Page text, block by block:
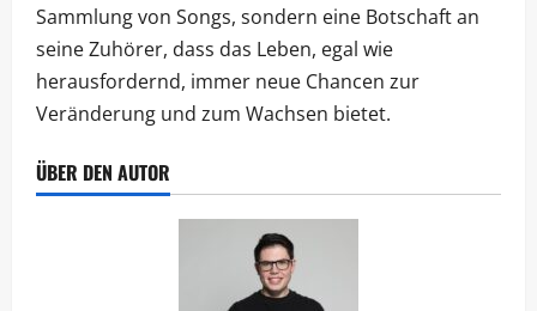
Sammlung von Songs, sondern eine Botschaft an
seine Zuhörer, dass das Leben, egal wie
herausfordernd, immer neue Chancen zur
Veränderung und zum Wachsen bietet.
ÜBER DEN AUTOR